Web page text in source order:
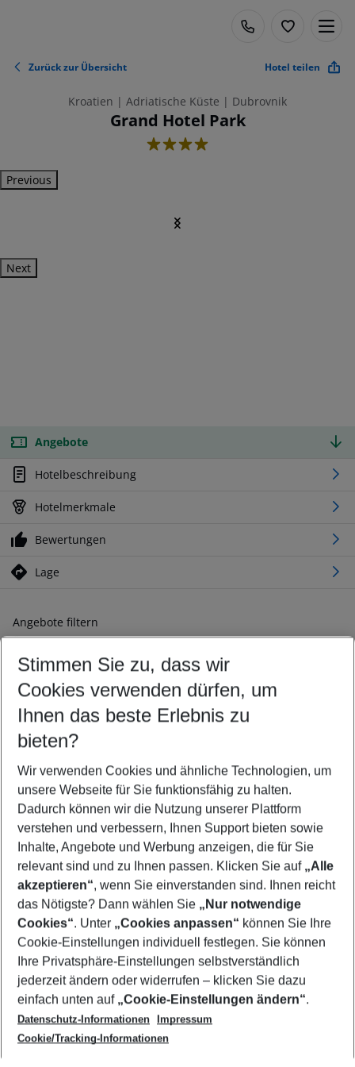
Zurück zur Übersicht Hotel teilen
Kroatien | Adriatische Küste | Dubrovnik
Grand Hotel Park
4
Previous
Next
Angebote
Hotelbeschreibung
Hotelmerkmale
Bewertungen
Lage
Angebote filtern
Ändern Sie Ihre Kriterien nach Ihren Wünschen
Abflughafen wählen
Beliebiger Abflughafen
Reisezeitraum wählen
10.08.26– 08.08.27 5-8 Nächte
2 Erwachsene Keine Kinder
Mehr Filter anzeigen
Footer
Footer navigation
Über uns
AGB
Cookie-Einstellungen ändern
Cookie-Richtlinie
Datenschutz
Service & Hilfe
Barrierefreies Reisen
Check-in
Folgen Sie uns
Stimmen Sie zu, dass wir
Cookies verwenden dürfen, um
Ihnen das beste Erlebnis zu
bieten?
Wir verwenden Cookies und ähnliche Technologien, um
unsere Webseite für Sie funktionsfähig zu halten.
Dadurch können wir die Nutzung unserer Plattform
verstehen und verbessern, Ihnen Support bieten sowie
Inhalte, Angebote und Werbung anzeigen, die für Sie
relevant sind und zu Ihnen passen. Klicken Sie auf „Alle
akzeptieren“, wenn Sie einverstanden sind. Ihnen reicht
das Nötigste? Dann wählen Sie „Nur notwendige
Cookies“. Unter „Cookies anpassen“ können Sie Ihre
Cookie-Einstellungen individuell festlegen. Sie können
Ihre Privatsphäre-Einstellungen selbstverständlich
jederzeit ändern oder widerrufen – klicken Sie dazu
einfach unten auf „Cookie-Einstellungen ändern“.
Datenschutz-Informationen
Impressum
Cookie/Tracking-Informationen